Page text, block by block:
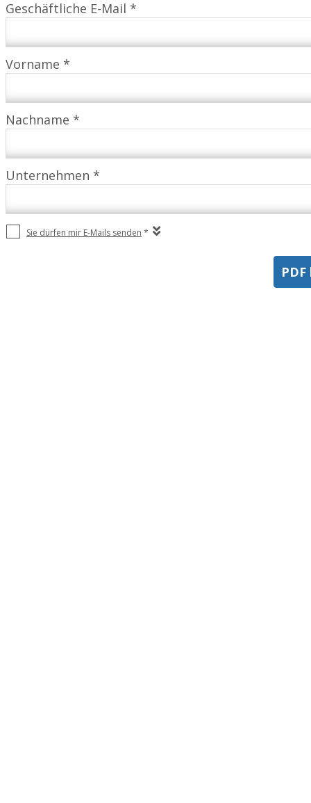
Geschäftliche E-Mail *
Vorname *
Nachname *
Unternehmen *
Sie dürfen mir E-Mails senden *